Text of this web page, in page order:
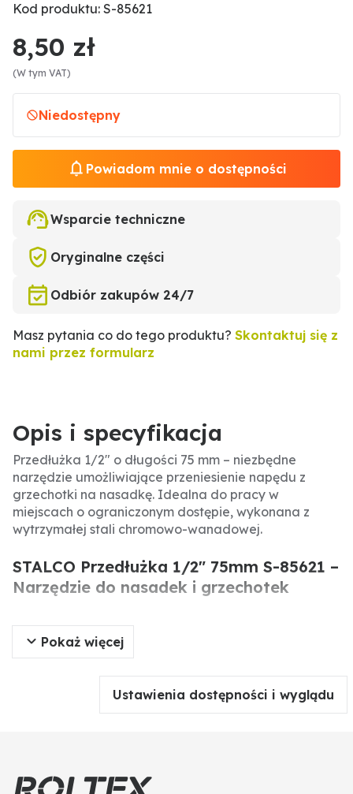
Kod produktu: S-85621
8,50 zł
(W tym VAT)
Niedostępny
Powiadom mnie o dostępności
Wsparcie techniczne
Oryginalne części
Odbiór zakupów 24/7
Masz pytania co do tego produktu? Skontaktuj się z
nami przez formularz
Opis i specyfikacja
Przedłużka 1/2" o długości 75 mm – niezbędne
narzędzie umożliwiające przeniesienie napędu z
grzechotki na nasadkę. Idealna do pracy w
miejscach o ograniczonym dostępie, wykonana z
wytrzymałej stali chromowo-wanadowej.
STALCO Przedłużka 1/2" 75mm S-85621 –
Narzędzie do nasadek i grzechotek
Przedłużka 1/2" o długości 75 mm marki STALCO to
niezbędne akcesorium do pracy z nasadkami i
grzechotkami. Umożliwia dotarcie do śrub w trudno
dostępnych miejscach, zapewniając skuteczne
przeniesienie momentu obrotowego. Solidna
konstrukcja gwarantuje długą żywotność narzędzia.
Producent:
STALCO
Pokaż więcej
Ustawienia dostępności i wyglądu